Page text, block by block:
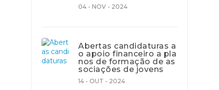
04 - NOV - 2024
Abertas candidaturas a
o apoio financeiro a pla
nos de formação de as
sociações de jovens
14 - OUT - 2024